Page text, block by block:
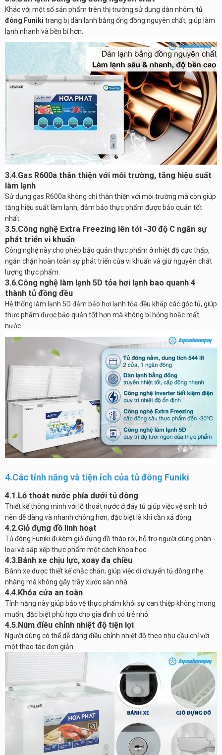
Khác với một số sản phẩm trên thị trường sử dụng dàn nhôm, tủ
đông Funiki trang bị dàn lạnh bằng ống đồng nguyên chất, giúp làm
lạnh nhanh và bền bỉ hơn.
3.4.Gas R600a thân thiện với môi trường, tăng hiệu suất
làm lạnh
Sử dụng gas R600a không chỉ thân thiện với môi trường mà còn giúp
tăng hiệu suất làm lạnh, đảm bảo thực phẩm được bảo quản tốt
nhất.
3.5.Công nghệ Extra Freezing lên tới -30 độ C ngăn sự
phát triển vi khuẩn
Công nghệ này cho phép bảo quản thực phẩm ở nhiệt độ cực thấp,
ngăn chặn hoàn toàn sự phát triển của vi khuẩn và giữ nguyên chất
lượng thực phẩm.
3.6.Công nghệ làm lạnh 5D tỏa hơi lạnh bao quanh 4
thành tủ đồng đều
Hệ thống làm lạnh 5D đảm bảo hơi lạnh tỏa đều khắp các góc tủ, giúp
thực phẩm được bảo quản tốt hơn mà không bị hỏng hoặc mất
nước.
4.Các tính năng và tiện ích của tủ đông Funiki
4.1.Lỗ thoát nước phía dưới tủ đông
Thiết kế thông minh với lỗ thoát nước ở đáy tủ giúp việc vệ sinh trở
nên dễ dàng và nhanh chóng hơn, đặc biệt là khi cần xả đông.
4.2.Giỏ đựng đồ linh hoạt
Tủ đông Funiki đi kèm giỏ đựng đồ tháo rời, hỗ trợ người dùng phân
loại và sắp xếp thực phẩm một cách khoa học.
4.3.Bánh xe chịu lực, xoay đa chiều
Bánh xe được thiết kế chắc chắn, giúp việc di chuyển tủ đông nhẹ
nhàng mà không gây trầy xước sàn nhà.
4.4.Khóa cửa an toàn
Tính năng này giúp bảo vệ thực phẩm khỏi sự can thiệp không mong
muốn, đặc biệt phù hợp cho gia đình có trẻ nhỏ.
4.5.Núm điều chỉnh nhiệt độ tiện lợi
Người dùng có thể dễ dàng điều chỉnh nhiệt độ theo nhu cầu chỉ với
một thao tác đơn giản.